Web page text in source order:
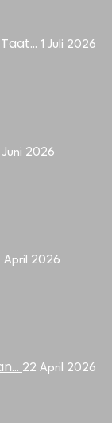
1 Juli 2026
Juni 2026
April 2026
22 April 2026